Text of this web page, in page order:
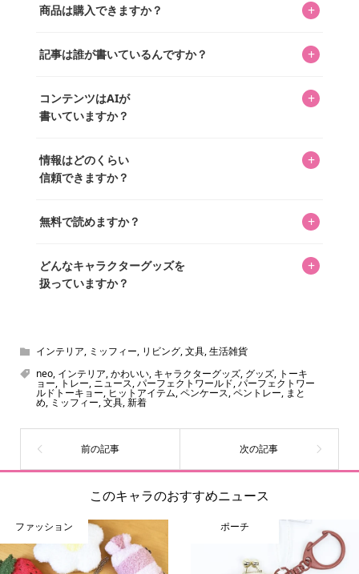
ってもらうニュースサイトです。運営はキャラグッズコレ
を中心に行われており、私たちは実際に40,000種のキャラグ
商品は購入できますか？ +
「perfectworld.shop」で、ほとんど全てのアイテムを購
があり、そこからジャンプできます。
記事は誰が書いているんですか？ +
ています。記事内の99%を超えるほぼすべての写真も、1枚
ずつ心を込めて自分たちで撮影したものです。さらに、10
ッズを収集し、月に1,000点の新商品を選定・購入する編集
長KOSが全記事を監修しています。
コンテンツはAIが
書いていますか？
+
書いています。AIは使用していません。編集長KOSが最終確
認を行い、手動で更新しています。
情報はどのくらい
信頼できますか？
+
いをお届けすることは保証します。なお、記事内に価格は
め、正確な情報をお伝えできないからです。
無料で読めますか？ +
どんなキャラクターグッズを
扱っていますか？
+
ん！200種以上のトレンディなキャラクターやアニメキャラ
をご紹介しています。生まれたばかりの新しいキャラクタ
ーをいち早く皆さんにお届けすることも、私たちの使命の
ひとつです。
インテリア, ミッフィー, リビング,文具,生活雑貨
neo, インテリア,かわいい, キャラクターグッズ, グッズ, トーキ
ョー, トレー,ニュース,パーフェクトワールド,パーフェクトワー
ルドトーキョー, ヒットアイテム,ペンケース,ペントレー, まと
め,ミッフィー,文具,新着
このキャラのおすすめニュース
ファッション ポーチ